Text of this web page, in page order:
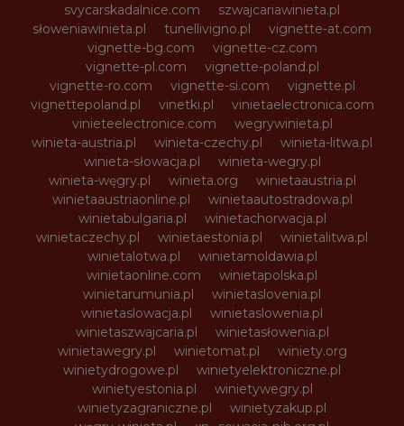
svycarskadalnice.com
szwajcariawinieta.pl
słoweniawinieta.pl
tunellivigno.pl
vignette-at.com
vignette-bg.com
vignette-cz.com
vignette-pl.com
vignette-poland.pl
vignette-ro.com
vignette-si.com
vignette.pl
vignettepoland.pl
vinetki.pl
vinietaelectronica.com
vinieteelectronice.com
wegrywinieta.pl
winieta-austria.pl
winieta-czechy.pl
winieta-litwa.pl
winieta-słowacja.pl
winieta-wegry.pl
winieta-węgry.pl
winieta.org
winietaaustria.pl
winietaaustriaonline.pl
winietaautostradowa.pl
winietabulgaria.pl
winietachorwacja.pl
winietaczechy.pl
winietaestonia.pl
winietalitwa.pl
winietalotwa.pl
winietamoldawia.pl
winietaonline.com
winietapolska.pl
winietarumunia.pl
winietaslovenia.pl
winietaslowacja.pl
winietaslowenia.pl
winietaszwajcaria.pl
winietasłowenia.pl
winietawegry.pl
winietomat.pl
winiety.org
winietydrogowe.pl
winietyelektroniczne.pl
winietyestonia.pl
winietywegry.pl
winietyzagraniczne.pl
winietyzakup.pl